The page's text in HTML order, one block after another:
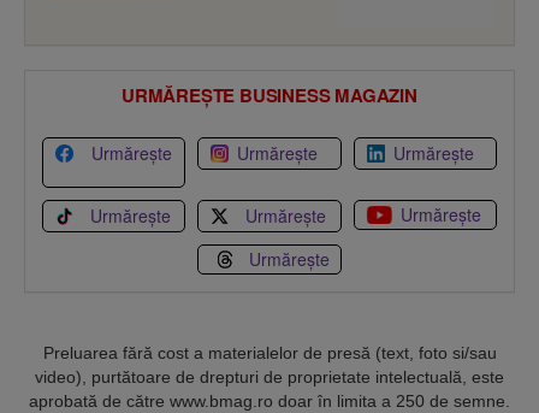
URMĂREȘTE BUSINESS MAGAZIN
Urmărește Urmărește Urmărește
Urmărește Urmărește
Urmărește
Urmărește
Preluarea fără cost a materialelor de presă (text, foto si/sau
video), purtătoare de drepturi de proprietate intelectuală, este
aprobată de către www.bmag.ro doar în limita a 250 de semne.